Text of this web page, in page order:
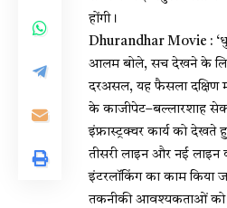
होंगी।
Dhurandhar Movie :
आलम बोले, सच देखने के लिए
दरअसल, यह फैसला दक्षिण
के काजीपेट–बल्लारशाह
इंफ्रास्ट्रक्चर कार्य को
तीसरी लाइन और नई लाइन
इंटरलॉकिंग का काम किया
तकनीकी आवश्यकताओं को